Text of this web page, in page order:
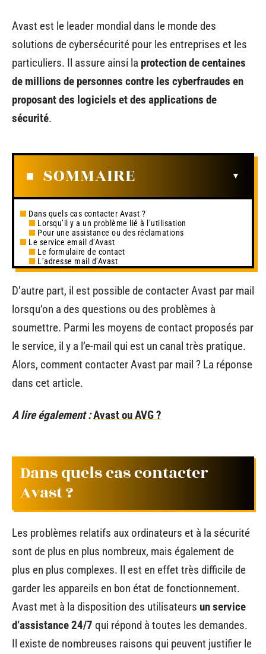
Avast est le leader mondial dans le monde des
solutions de cybersécurité pour les entreprises et les
particuliers. Il assure ainsi la protection de centaines
de millions de personnes contre les cyberfraudes en
proposant des logiciels et des applications de
sécurité.
SOMMAIRE
Dans quels cas contacter Avast ?
Lorsqu’il y a un problème lié à l’utilisation
Pour une assistance ou des réclamations
Le service email d’Avast
Le formulaire de contact
L’adresse mail d’Avast
D’autre part, il est possible de contacter Avast par mail
lorsqu’on a des questions ou des problèmes à
soumettre. Parmi les moyens de contact proposés par
le service, il y a l’e-mail qui est un canal très pratique.
Alors, comment contacter Avast par mail ? La réponse
dans cet article.
A lire également :Avast ou AVG ?
Dans quels cas contacter
Avast ?
Les problèmes relatifs aux ordinateurs et à la sécurité
sont de plus en plus nombreux, mais également de
plus en plus complexes. Il est en effet très difficile de
garder les appareils en bon état de fonctionnement.
Avast met à la disposition des utilisateurs un service
d’assistance 24/7 qui répond à toutes les demandes.
Il existe de nombreuses raisons qui peuvent justifier le